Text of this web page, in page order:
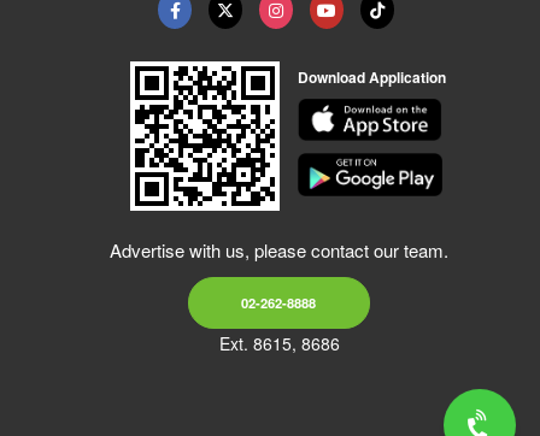
Download Application
Advertise with us, please contact our team.
02-262-8888
Ext. 8615, 8686